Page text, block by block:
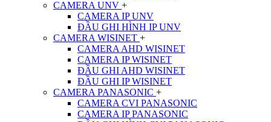
CAMERA UNV +
CAMERA IP UNV
ĐẦU GHI HÌNH IP UNV
CAMERA WISINET +
CAMERA AHD WISINET
CAMERA IP WISINET
ĐẦU GHI AHD WISINET
ĐẦU GHI IP WISINET
CAMERA PANASONIC +
CAMERA CVI PANASONIC
CAMERA IP PANASONIC